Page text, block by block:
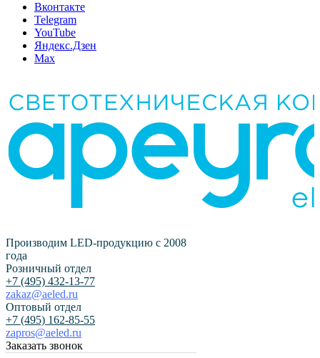
Вконтакте
Telegram
YouTube
Яндекс.Дзен
Max
Производим LED-продукцию с 2008
года
Розничный отдел
+7 (495) 432-13-77
zakaz@aeled.ru
Оптовый отдел
+7 (495) 162-85-55
zapros@aeled.ru
Заказать звонок